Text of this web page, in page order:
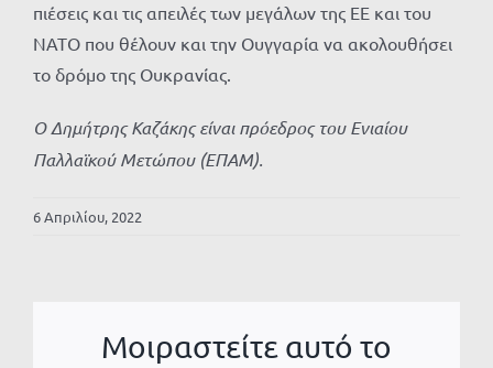
πιέσεις και τις απειλές των μεγάλων της ΕΕ και του
ΝΑΤΟ που θέλουν και την Ουγγαρία να ακολουθήσει
το δρόμο της Ουκρανίας.
Ο Δημήτρης Καζάκης είναι πρόεδρος του Ενιαίου
Παλλαϊκού Μετώπου (ΕΠΑΜ).
6 Απριλίου, 2022
Μοιραστείτε αυτό το